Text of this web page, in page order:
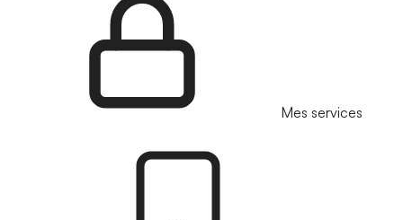
Mes services